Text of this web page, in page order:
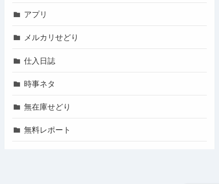
アプリ
メルカリせどり
仕入日誌
時事ネタ
無在庫せどり
無料レポート